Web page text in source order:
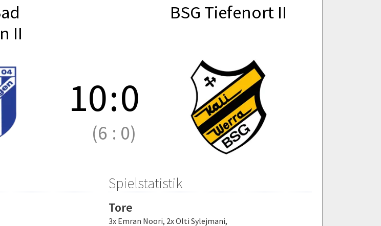
II
BSG Tiefenort II
10:0
(6 : 0)
Spielstatistik
Tore
3x Emran Noori, 2x Olti Sylejmani,